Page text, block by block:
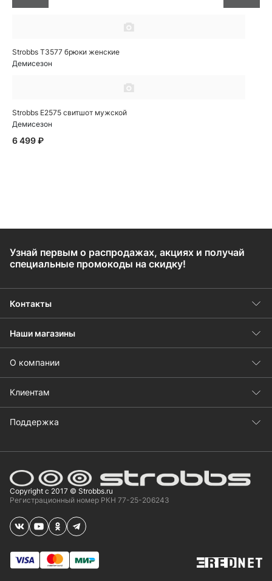
Strobbs T3577 брюки женские
Демисезон
Strobbs E2575 свитшот мужской
Демисезон
6 499 ₽
Узнай первым о распродажах, акциях и получай
специальные промокоды на скидку!
Контакты
Наши магазины
О компании
Клиентам
Поддержка
Copyright с 2017 © Strobbs.ru
Регистрационный номер РКН 77-25-206243